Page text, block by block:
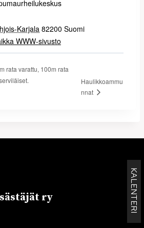
KALENTERI
Karjala 82200 Suomi
WWW-sivusto
rata varattu, 100m rata
Haulikkoammu
nnat
ry